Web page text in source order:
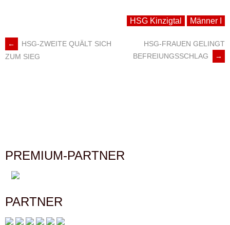
HSG Kinzigtal Männer I
ARTIKEL-
←
HSG-ZWEITE QUÄLT SICH
ZUM SIEG
HSG-FRAUEN GELINGT
BEFREIUNGSSCHLAG
→
PREMIUM-PARTNER
PARTNER